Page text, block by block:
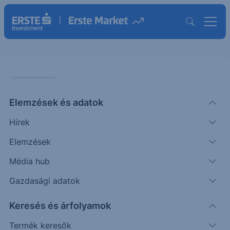
Elemzések és adatok
Hírek
Elemzések
Média hub
Gazdasági adatok
Keresés és árfolyamok
Termék keresők
szemben, sőt ma reggel már ismét 399 alatt
találjuk az EURHUF kurzusát. A kormányzat